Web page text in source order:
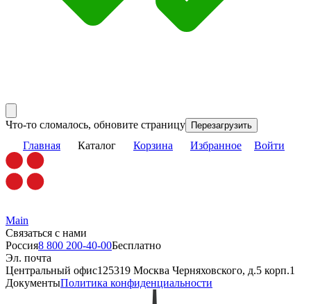
Что-то сломалось, обновите страницу Перезагрузить
Главная Каталог Корзина Избранное Войти
Main
Связаться с нами
Россия8 800 200-40-00Бесплатно
Эл. почта
Центральный офис125319 Москва Черняховского, д.5 корп.1
ДокументыПолитика конфиденциальности